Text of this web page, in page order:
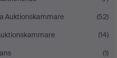
Auktionskammare
(52)
(14)
(1)